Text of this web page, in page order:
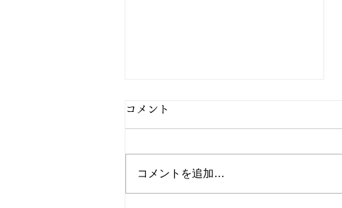
2/27 今日の献立
コメント
コメントを追加…